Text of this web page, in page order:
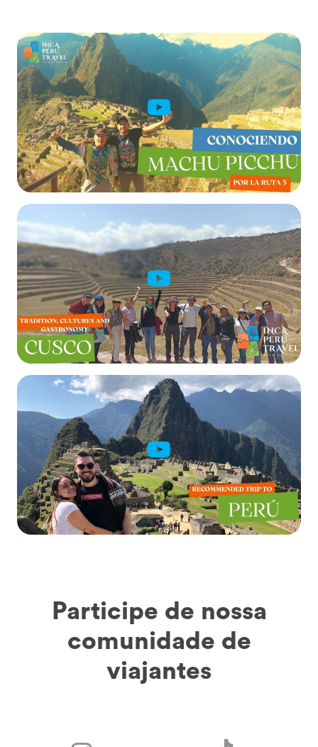
Participe de nossa
comunidade de
viajantes